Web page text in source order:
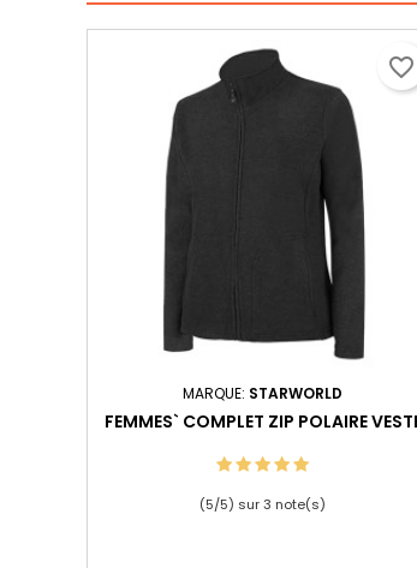
MARQUE: STARWORLD
FEMMES` COMPLET ZIP POLAIRE
(5/5) sur3 note(s)
favorite_border